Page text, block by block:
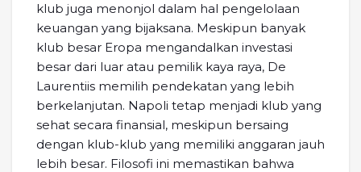
klub juga menonjol dalam hal pengelolaan
keuangan yang bijaksana. Meskipun banyak
klub besar Eropa mengandalkan investasi
besar dari luar atau pemilik kaya raya, De
Laurentiis memilih pendekatan yang lebih
berkelanjutan. Napoli tetap menjadi klub yang
sehat secara finansial, meskipun bersaing
dengan klub-klub yang memiliki anggaran jauh
lebih besar. Filosofi ini memastikan bahwa